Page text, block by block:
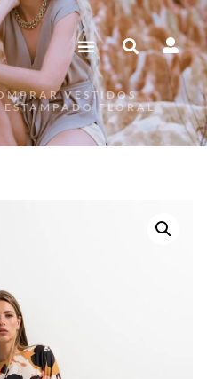
VESTIDOS
FLORAL